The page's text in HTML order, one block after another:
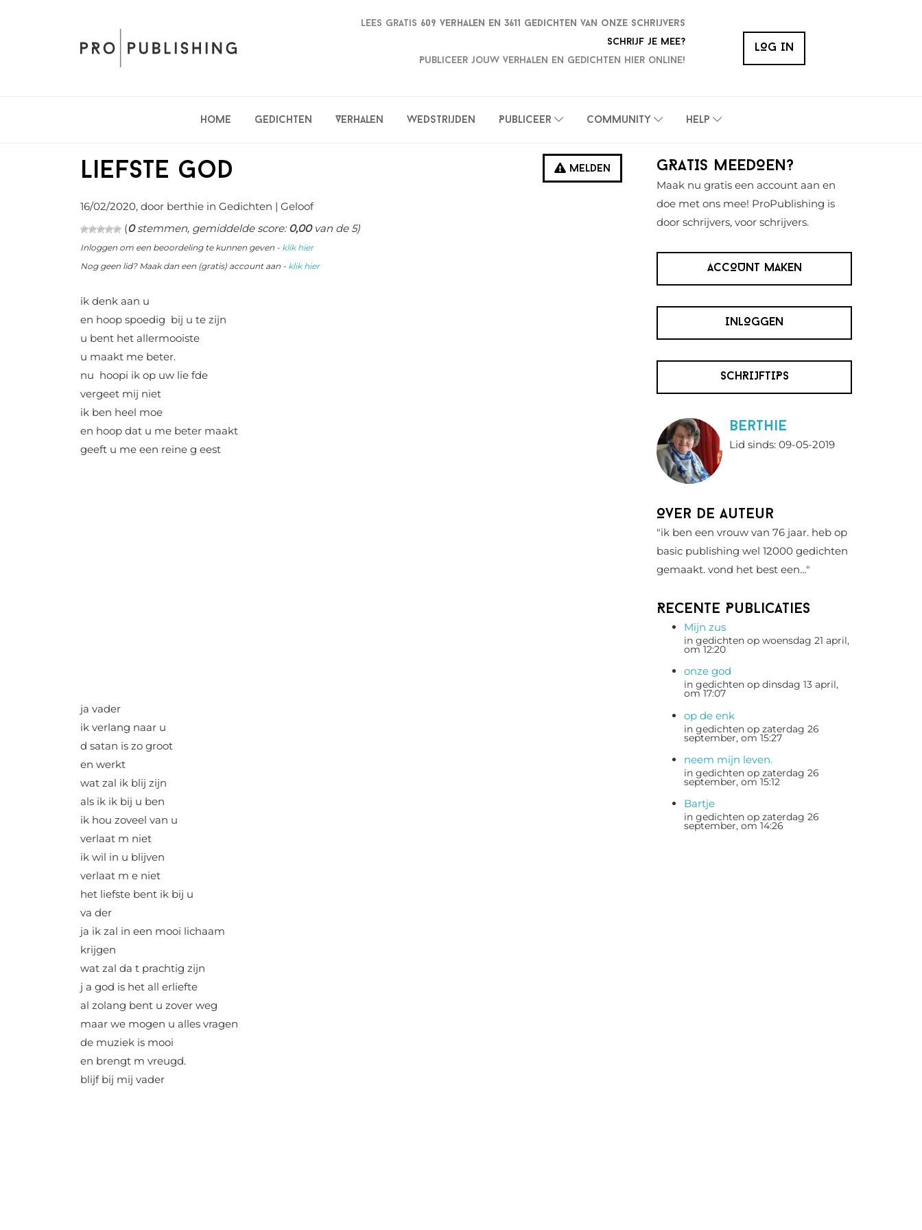
Lees gratis 609 verhalen en 3611 gedichten van onze schrijvers
Schrijf je mee?
Publiceer jouw verhalen en gedichten hier online!
LOG IN
Home Gedichten Verhalen Wedstrijden Publiceer Community Help
Melden
liefste god
16/02/2020, door berthie in Gedichten | Geloof
(0stemmen, gemiddelde score:0,00van de 5)
Inloggen om een beoordeling te kunnen geven - klik hier
Nog geen lid? Maak dan een (gratis) account aan - klik hier
ik denk aan u
en hoop spoedig bij u te zijn
u bent het allermooiste
u maakt me beter.
nu hoopi ik op uw lie fde
vergeet mij niet
ik ben heel moe
en hoop dat u me beter maakt
geeft u me een reine g eest
ja vader
ik verlang naar u
d satan is zo groot
en werkt
wat zal ik blij zijn
als ik ik bij u ben
ik hou zoveel van u
verlaat m niet
ik wil in u blijven
verlaat m e niet
het liefste bent ik bij u
va der
ja ik zal in een mooi lichaam
krijgen
wat zal da t prachtig zijn
j a god is het all erliefte
al zolang bent u zover weg
maar we mogen u alles vragen
de muziek is mooi
en brengt m vreugd.
blijf bij mij vader
Primaire
Sidebar
GRATIS MEEDOEN?
Maak nu gratis een account aan en
doe met ons mee! ProPublishing is
door schrijvers, voor schrijvers.
ACCOUNT MAKEN
INLOGGEN
SCHRIJFTIPS
berthie
Lid sinds: 09-05-2019
Over de auteur
"ik ben een vrouw van 76 jaar. heb op
basic publishing wel 12000 gedichten
gemaakt. vond het best een…"
Recente Publicaties
Mijn zus
in gedichten op woensdag 21 april,
om 12:20
onze god
in gedichten op dinsdag 13 april,
om 17:07
op de enk
in gedichten op zaterdag 26
september, om 15:27
neem mijn leven.
in gedichten op zaterdag 26
september, om 15:12
Bartje
in gedichten op zaterdag 26
september, om 14:26